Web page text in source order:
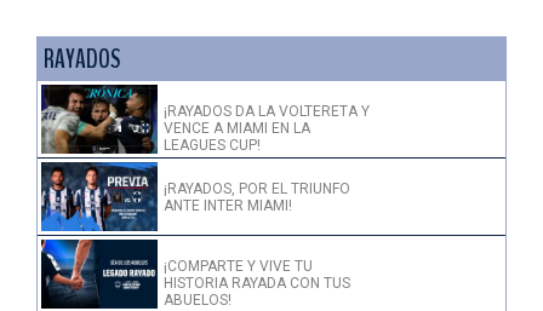
RAYADOS
¡RAYADOS DA LA VOLTERETA Y
VENCE A MIAMI EN LA
LEAGUES CUP!
¡RAYADOS, POR EL TRIUNFO
ANTE INTER MIAMI!
¡COMPARTE Y VIVE TU
HISTORIA RAYADA CON TUS
ABUELOS!